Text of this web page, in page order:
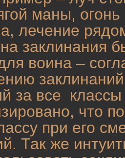
маны,
лечение
заклинания
воина –
за все
что
при его
Так же